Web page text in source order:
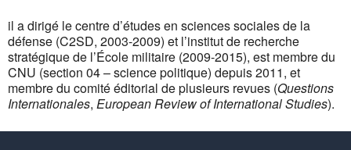
il a dirigé le centre d’études en sciences sociales de la
défense (C2SD, 2003-2009) et l’institut de recherche
stratégique de l’École militaire (2009-2015), est membre du
CNU (section 04 – science politique) depuis 2011, et
membre du comité éditorial de plusieurs revues (Questions
Internationales, European Review of International Studies).